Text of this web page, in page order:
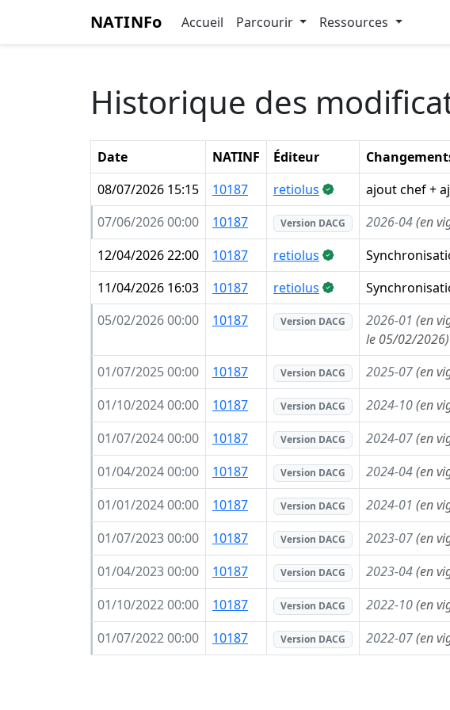
NATINFo Accueil Parcourir Ressources
Historique des
Date NATINF Éditeur
08/07/2026 15:15
10187 retiolus ajout chef +
07/06/2026 00:00
10187 Version DACG 2026-04(en
12/04/2026 22:00
10187 retiolus
11/04/2026 16:03
10187 retiolus
05/02/2026 00:00
10187 Version DACG 2026-01 (en
le 05/02/2026)
01/07/2025 00:00 10187 Version DACG 2025-07(en
01/10/2024 00:00
10187 Version DACG 2024-10(en
01/07/2024 00:00
10187 Version DACG 2024-07(en
01/04/2024 00:00
10187 Version DACG 2024-04(en
01/01/2024 00:00
10187 Version DACG 2024-01 (en
01/07/2023 00:00
10187 Version DACG 2023-07(en
01/04/2023 00:00
10187 Version DACG 2023-04(en
01/10/2022 00:00
10187 Version DACG 2022-10(en
01/07/2022 00:00
10187 Version DACG 2022-07(en